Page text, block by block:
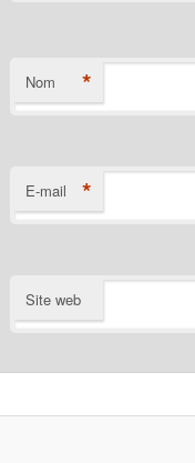
Nom *
E-mail *
Site web